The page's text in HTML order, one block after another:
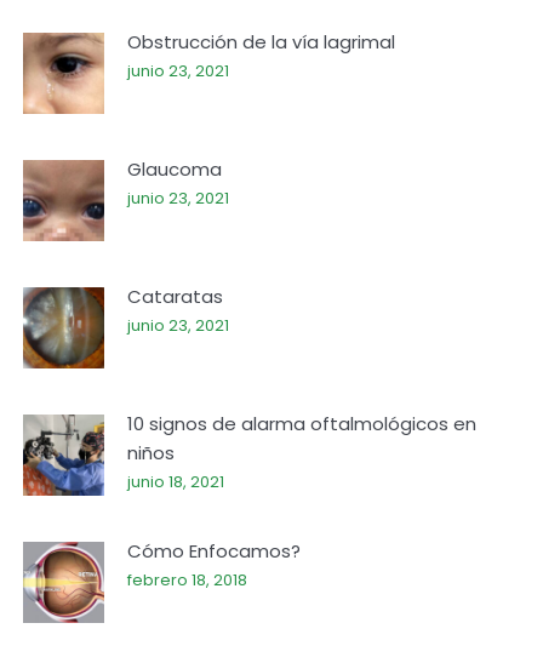
Obstrucción de la vía lagrimal
junio 23, 2021
Glaucoma
junio 23, 2021
Cataratas
junio 23, 2021
10 signos de alarma oftalmológicos en
niños
junio 18, 2021
Cómo Enfocamos?
febrero 18, 2018